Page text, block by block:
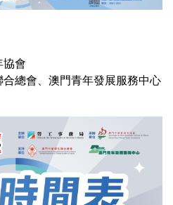
會
總會、澳門青年發展服務中心